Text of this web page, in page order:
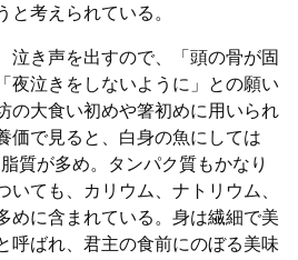
と考えられている。
泣き声を出すので、「頭の骨が固
夜泣きをしないように」との願い
の大食い初めや箸初めに用いられ
価で見ると、白身の魚にしては
質が多め。タンパク質もかなり
いても、カリウム、ナトリウム、
めに含まれている。身は繊細で美
呼ばれ、君主の食前にのぼる美味